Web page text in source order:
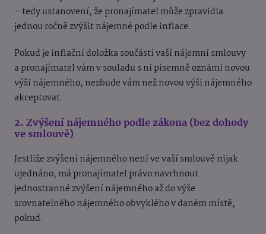
– tedy ustanovení, že pronajímatel může zpravidla
jednou ročně zvýšit nájemné podle inflace.
Pokud je inflační doložka součástí vaší nájemní smlouvy
a pronajímatel vám v souladu s ní písemně oznámí novou
výši nájemného, nezbude vám než novou výši nájemného
akceptovat.
2. Zvýšení nájemného podle zákona (bez dohody
ve smlouvě)
Jestliže zvýšení nájemného není ve vaší smlouvě nijak
ujednáno, má pronajímatel právo navrhnout
jednostranné zvýšení nájemného až do výše
srovnatelného nájemného obvyklého v daném místě,
pokud: